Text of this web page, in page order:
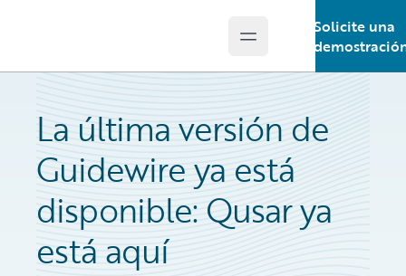
Open main menu
Solicite una
La última versión de
Guidewire ya está
disponible: Qusar ya
está aquí